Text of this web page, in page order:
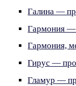
Галина —
Гармония —
Гармония,
Гирус —
Гламур —